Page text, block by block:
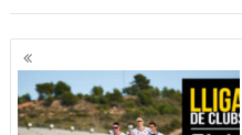
Navegación
de
entradas